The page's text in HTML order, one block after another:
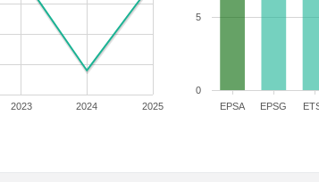
2023 2024 2025 EPSA EPSG
0
5